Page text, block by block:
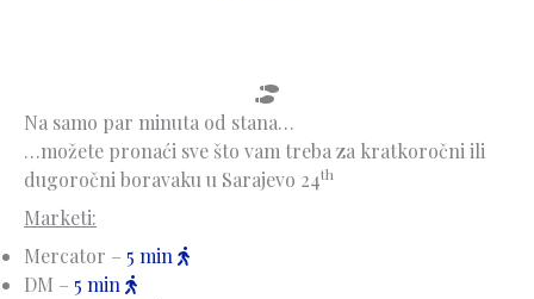
Na samo par minuta od stana…
…možete pronaći sve što vam treba za kratkoročni ili
dugoročni boravaku u Sarajevo 24th
Marketi:
Mercator – 5 min
DM – 5 min